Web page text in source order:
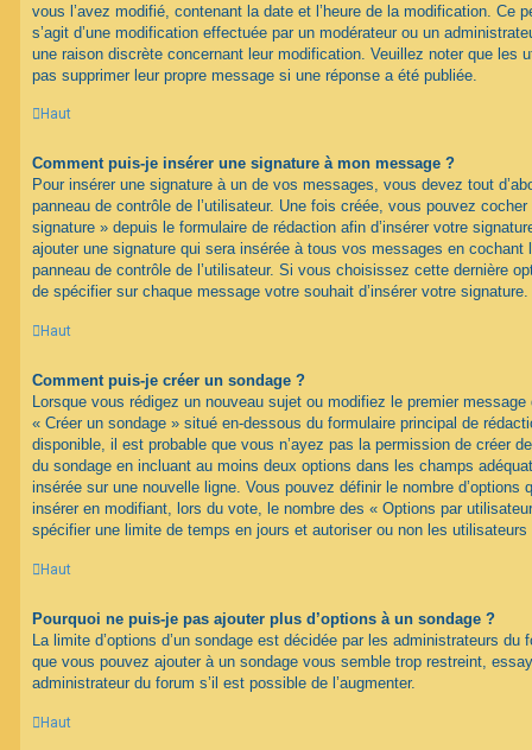
vous l’avez modifié, contenant la date et l’heure de la modification. Ce
s’agit d’une modification effectuée par un modérateur ou un
une raison discrète concernant leur modification. Veuillez noter que les
pas supprimer leur propre message si une réponse a été publiée.
Haut
Comment puis-je insérer une signature à mon message ?
Pour insérer une signature à un de vos messages, vous devez tout
panneau de contrôle de l’utilisateur. Une fois créée, vous pouvez
signature » depuis le formulaire de rédaction afin d’insérer votre
ajouter une signature qui sera insérée à tous vos messages en cochant
panneau de contrôle de l’utilisateur. Si vous choisissez cette dernière
de spécifier sur chaque message votre souhait d’insérer votre signature.
Haut
Comment puis-je créer un sondage ?
Lorsque vous rédigez un nouveau sujet ou modifiez le premier message
« Créer un sondage » situé en-dessous du formulaire principal de
disponible, il est probable que vous n’ayez pas la permission de créer
du sondage en incluant au moins deux options dans les champs
insérée sur une nouvelle ligne. Vous pouvez définir le nombre d’options
insérer en modifiant, lors du vote, le nombre des « Options par
spécifier une limite de temps en jours et autoriser ou non les
Haut
Pourquoi ne puis-je pas ajouter plus d’options à un sondage ?
La limite d’options d’un sondage est décidée par les administrateurs du
que vous pouvez ajouter à un sondage vous semble trop restreint,
administrateur du forum s’il est possible de l’augmenter.
Haut